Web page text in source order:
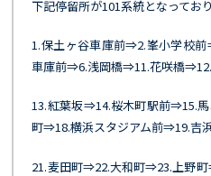
下記停留所が101系統となっており
1.保土ヶ谷車庫前⇒2.峯小学校
車庫前⇒6.浅岡橋⇒11.花咲橋
13.紅葉坂⇒14.桜木町駅前⇒15.
町⇒18.横浜スタジアム前⇒19.吉
21.麦田町⇒22.大和町⇒23.上野